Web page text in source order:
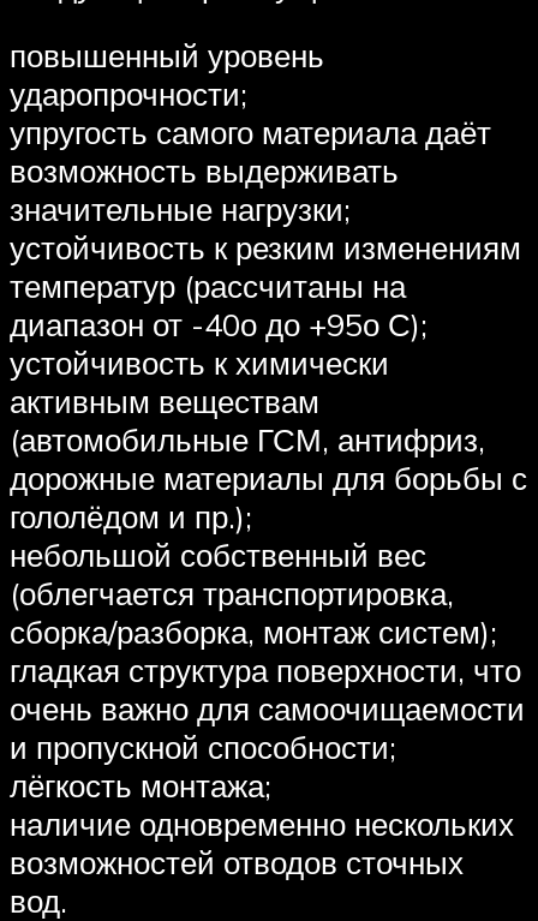
повышенный уровень
ударопрочности;
упругость самого материала даёт
возможность выдерживать
значительные нагрузки;
устойчивость к резким изменениям
температур (рассчитаны на
диапазон от -40о до +95о С);
устойчивость к химически
активным веществам
(автомобильные ГСМ, антифриз,
дорожные материалы для борьбы с
гололёдом и пр.);
небольшой собственный вес
(облегчается транспортировка,
сборка/разборка, монтаж систем);
гладкая структура поверхности, что
очень важно для самоочищаемости
и пропускной способности;
лёгкость монтажа;
наличие одновременно нескольких
возможностей отводов сточных
вод.